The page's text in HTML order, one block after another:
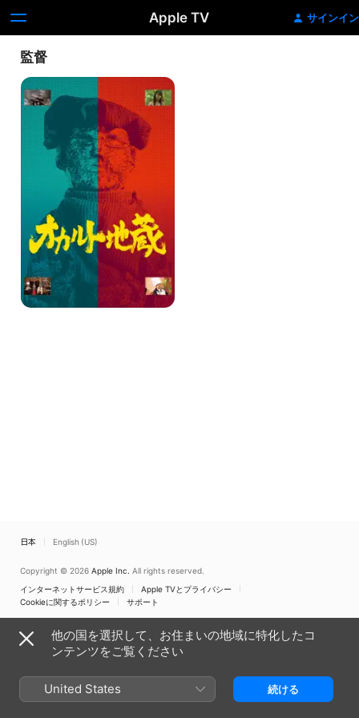
Apple TV サインイン
監督
オ
カ
ル
ト
日本 English (US)
Copyright © 2026 Apple Inc. All rights reserved.
インターネットサービス規約
Apple TVとプライバシー
Cookieに関するポリシー
サポート
他の国を選択して、お住まいの地域に特化したコ
ンテンツをご覧ください
United States 続ける